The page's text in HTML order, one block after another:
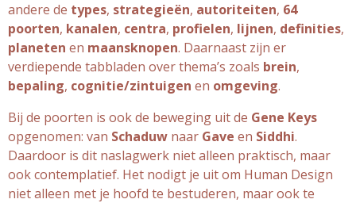
andere de types, strategieën, autoriteiten, 64
poorten, kanalen, centra, profielen, lijnen, definities,
planeten en maansknopen. Daarnaast zijn er
verdiepende tabbladen over thema’s zoals brein,
bepaling, cognitie/zintuigen en omgeving.
Bij de poorten is ook de beweging uit de Gene Keys
opgenomen: van Schaduw naar Gave en Siddhi.
Daardoor is dit naslagwerk niet alleen praktisch, maar
ook contemplatief. Het nodigt je uit om Human Design
niet alleen met je hoofd te bestuderen, maar ook te